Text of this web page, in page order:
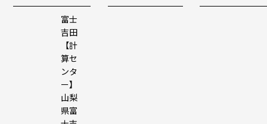
富士
吉田
【計
算セ
ンタ
ー】
山梨
県富